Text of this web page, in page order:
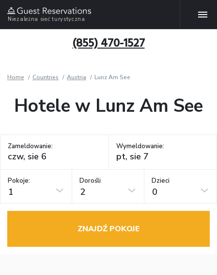
Niezależna sieć turystyczna
(855) 470-1527
Home Countries Austria Lunz Am See
Hotele w Lunz Am See
Zameldowanie: Wymeldowanie:
Pokoje:
1
Dorośli
2
Dzieci
0
ZNAJDŹ POKOJE